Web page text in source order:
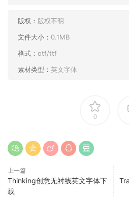
版权： 版权不明
文件大小： 0.1MB
格式： otf/ttf
素材类型： 英文字体
0
上一篇
Thinking创意无衬线英文字体下
载